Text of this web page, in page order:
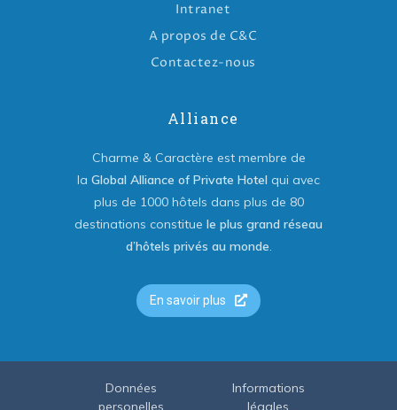
Intranet
A propos de C&C
Contactez-nous
Alliance
Charme & Caractère est membre de
la Global Alliance of Private Hotel qui avec
plus de 1000 hôtels dans plus de 80
destinations constitue le plus grand réseau
d’hôtels privés au monde.
En savoir plus
Données
personelles
Informations
légales